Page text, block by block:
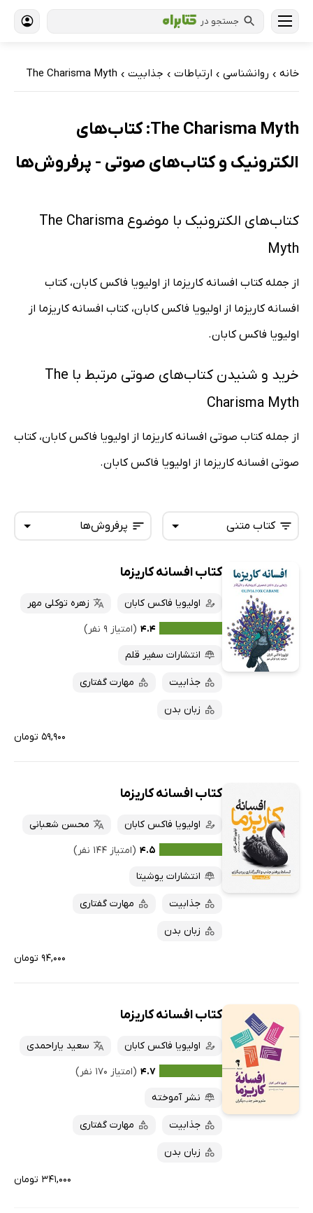
جستجو در
خانه › روانشناسی › ارتباطات › جذابیت ›
The Charisma Myth
The Charisma Myth: کتاب‌های
الکترونیک و کتاب‌های صوتی - پرفروش‌ها
کتاب‌های الکترونیک با موضوع The Charisma
Myth
از جمله کتاب افسانه کاریزما از اولیویا فاکس کابان، کتاب
افسانه‌ کاریزما از اولیویا فاکس کابان، کتاب افسانه کاریزما از
اولیویا فاکس کابان.
خرید و شنیدن کتاب‌های صوتی مرتبط با The
Charisma Myth
از جمله کتاب صوتی افسانه کاریزما از اولیویا فاکس کابان، کتاب
صوتی افسانه کاریزما از اولیویا فاکس کابان.
پرفروش‌ها
تازه‌ها
داغ‌ترین‌ها
پرفروش‌ها
پربحث‌ها
ارزان ترین‌ها
کتاب متنی
همه کتاب‌ها
کتاب‌های صوتی
کتاب‌های متنی
کتاب افسانه کاریزما
اولیویا فاکس کابان
زهره توکلی مهر
۴.۴ (امتیاز ۹ نفر)
انتشارات سفیر قلم
جذابیت مهارت گفتاری
زبان بدن
۵۹,۹۰۰ تومان
کتاب افسانه‌ کاریزما
اولیویا فاکس کابان
محسن شعبانی
۴.۵ (امتیاز ۱۴۴ نفر)
انتشارات یوشیتا
جذابیت مهارت گفتاری
زبان بدن
۹۴,۰۰۰ تومان
کتاب افسانه کاریزما
اولیویا فاکس کابان
سعید یاراحمدی
۴.۷ (امتیاز ۱۷۰ نفر)
نشر آموخته
جذابیت مهارت گفتاری
زبان بدن
۳۴۱,۰۰۰ تومان